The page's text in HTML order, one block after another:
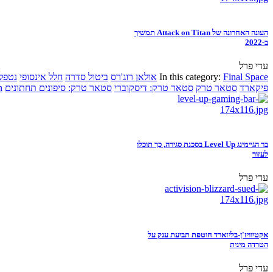
העונה האחרונה של Attack on Titan תמשיך
ב-2022
עדי פרל
In this category: Final Space אולאן רוג'רס ביטול סדרה חלל אינסופי
פיקארד סטאר טרק סטאר טרק: דיסקוברי סטאר טרק: סיפונים תחתונים
בר הגיימינג Level Up בסכנת סגירה, כך תוכלו
לעזור
עדי פרל
אקטיוויז'ן-בליזארד חוטפת תביעת ענק על
הטרדה מינית
עדי פרל